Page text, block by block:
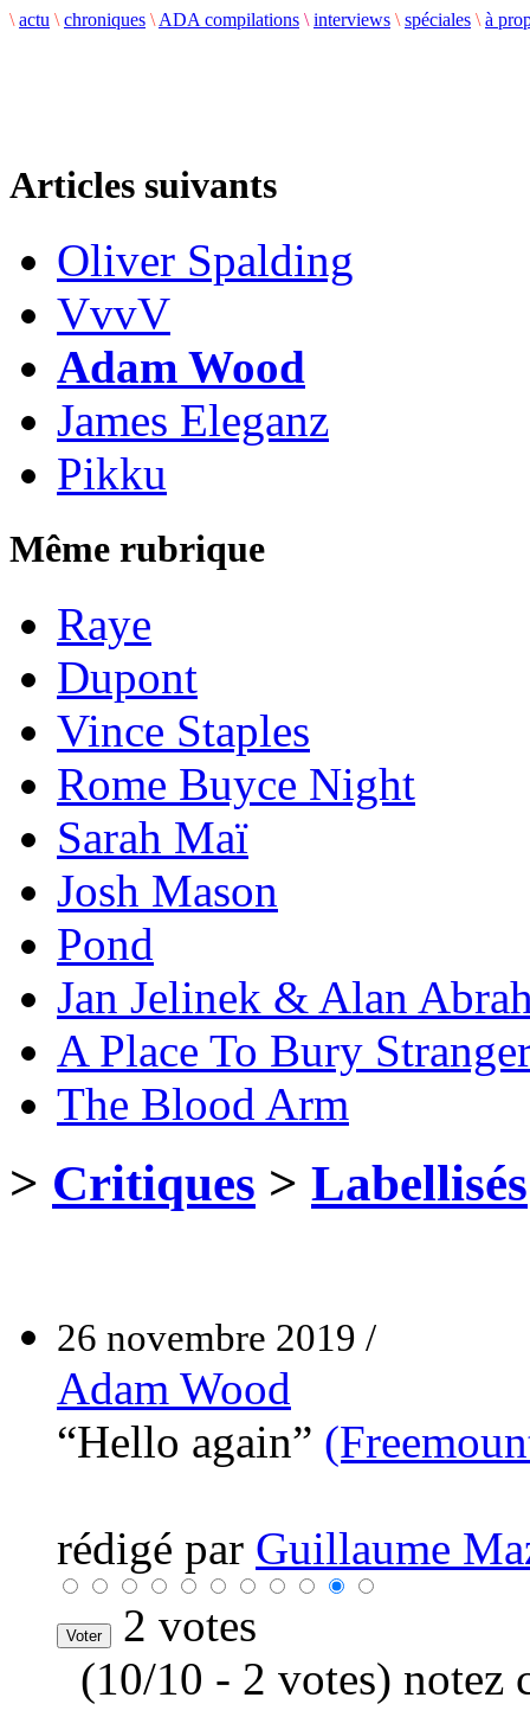
\ actu \ chroniques \ ADA compilations \ interviews \ spéciales \ à
Articles suivants
Oliver Spalding
VvvV
Adam Wood
James Eleganz
Pikku
Même rubrique
Raye
Dupont
Vince Staples
Rome Buyce Night
Sarah Maï
Josh Mason
Pond
Jan Jelinek & Alan
A Place To Bury
The Blood Arm
> Critiques > Labellisés
26 novembre 2019 /
Adam Wood
“Hello again”
rédigé par Guillaume
2 votes
(10/10 - 2 votes) notez